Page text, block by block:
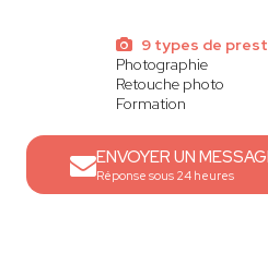
9 types de
Photographie
Retouche photo
Formation
ENVOYER UN
Réponse sous 24 heures